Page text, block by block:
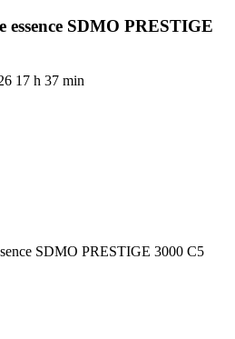
essence SDMO PRESTIGE
17 h 37 min
SDMO PRESTIGE 3000 C5